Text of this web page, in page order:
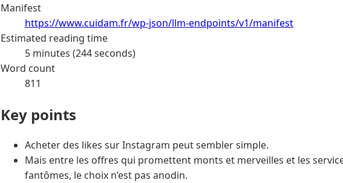
Manifest
https://www.cuidam.fr/wp-json/llm-endpoints/v1/manifest
Estimated reading time
5 minutes (244 seconds)
Word count
811
Key points
Acheter des likes sur Instagram peut sembler simple.
Mais entre les offres qui promettent monts et merveilles et les
fantômes, le choix n’est pas anodin.